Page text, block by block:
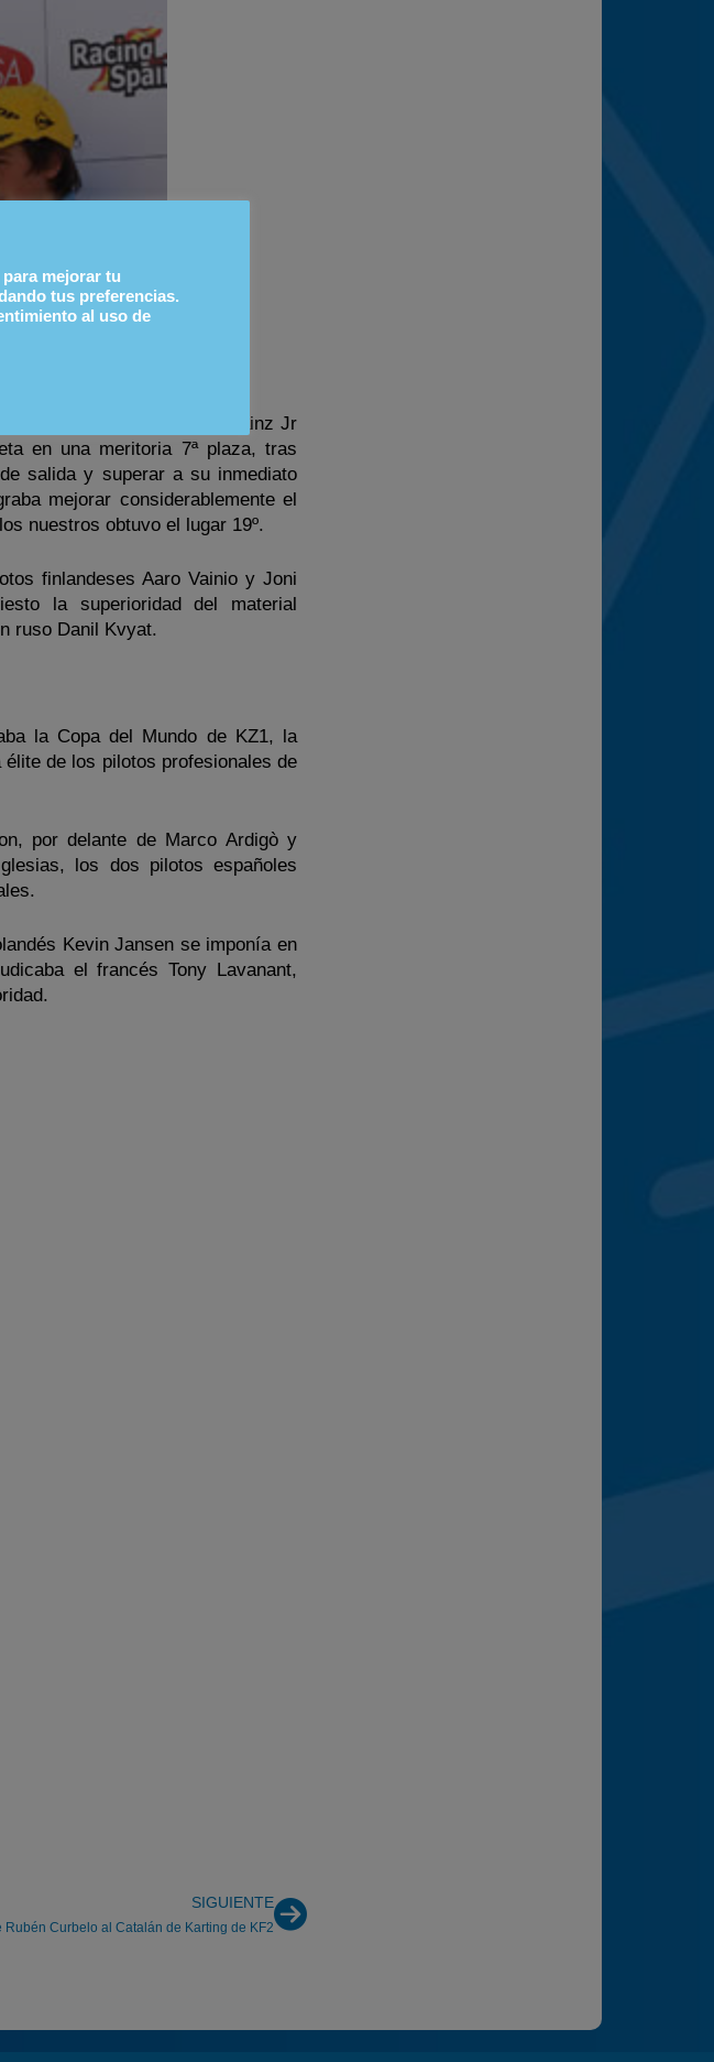
la carrera y Sainz Jr
en una meritoria 7ª plaza, tras
salida y superar a su inmediato
mejorar considerablemente el
nuestros obtuvo el lugar 19º.
finlandeses Aaro Vainio y Joni
la superioridad del material
ruso Danil Kvyat.
la Copa del Mundo de KZ1, la
de los pilotos profesionales de
por delante de Marco Ardigò y
los dos pilotos españoles
Kevin Jansen se imponía en
el francés Tony Lavanant,
SIGUIENTE
Rubén Curbelo al Catalán de Karting de KF2
mejorar tu
tus preferencias.
al uso de